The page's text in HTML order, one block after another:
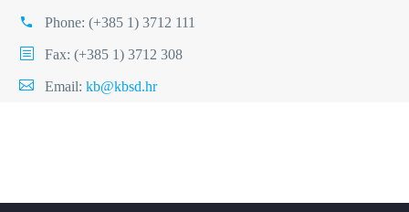
Phone: (+385 1) 3712 111
Fax: (+385 1) 3712 308
Email: kb@kbsd.hr